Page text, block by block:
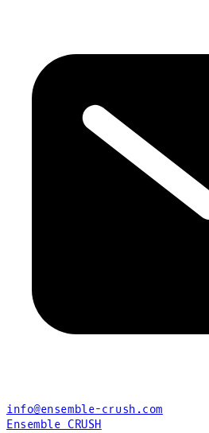
info@ensemble-crush.com
Ensemble CRUSH